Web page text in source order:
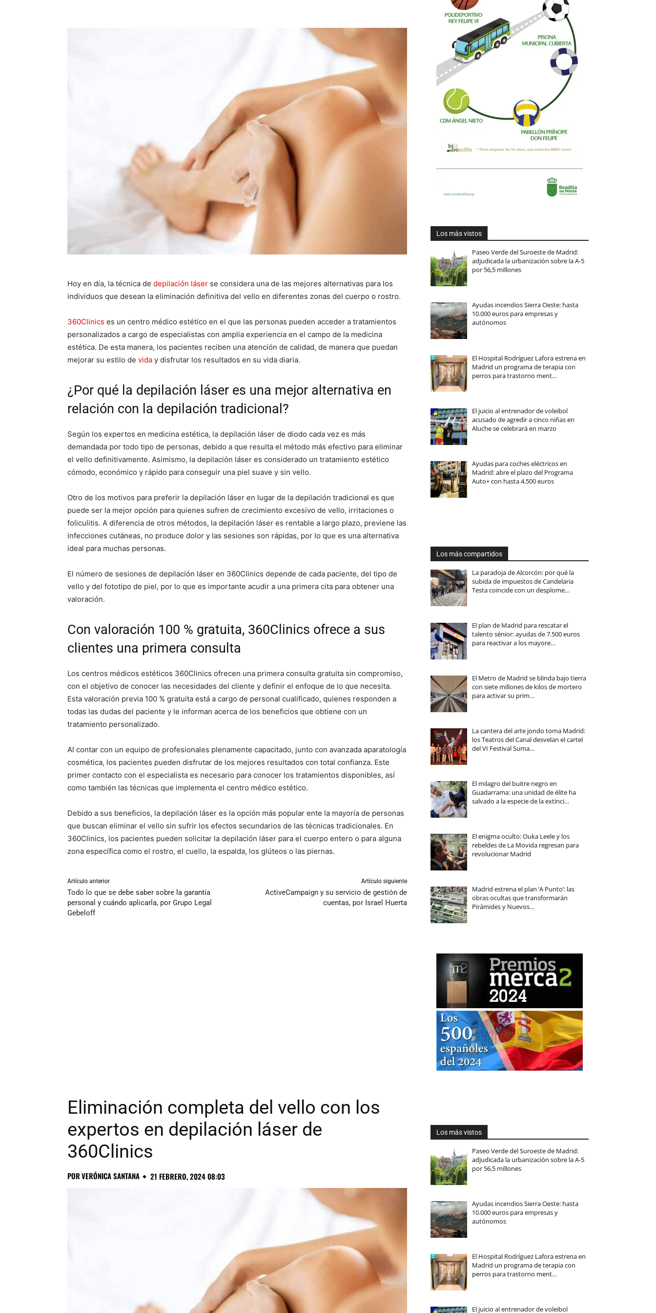
Hoy en día, la técnica de depilación láser se considera una de las mejores alternativas para los
individuos que desean la eliminación definitiva del vello en diferentes zonas del cuerpo o rostro.
360Clinics es un centro médico estético en el que las personas pueden acceder a tratamientos
personalizados a cargo de especialistas con amplia experiencia en el campo de la medicina
estética. De esta manera, los pacientes reciben una atención de calidad, de manera que puedan
mejorar su estilo de vida y disfrutar los resultados en su vida diaria.
¿Por qué la depilación láser es una mejor alternativa en
relación con la depilación tradicional?
Según los expertos en medicina estética, la depilación láser de diodo cada vez es más
demandada por todo tipo de personas, debido a que resulta el método más efectivo para eliminar
el vello definitivamente. Asimismo, la depilación láser es considerado un tratamiento estético
cómodo, económico y rápido para conseguir una piel suave y sin vello.
Otro de los motivos para preferir la depilación láser en lugar de la depilación tradicional es que
puede ser la mejor opción para quienes sufren de crecimiento excesivo de vello, irritaciones o
foliculitis. A diferencia de otros métodos, la depilación láser es rentable a largo plazo, previene las
infecciones cutáneas, no produce dolor y las sesiones son rápidas, por lo que es una alternativa
ideal para muchas personas.
El número de sesiones de depilación láser en 360Clinics depende de cada paciente, del tipo de
vello y del fototipo de piel, por lo que es importante acudir a una primera cita para obtener una
valoración.
Con valoración 100 % gratuita, 360Clinics ofrece a sus
clientes una primera consulta
Los centros médicos estéticos 360Clinics ofrecen una primera consulta gratuita sin compromiso,
con el objetivo de conocer las necesidades del cliente y definir el enfoque de lo que necesita.
Esta valoración previa 100 % gratuita está a cargo de personal cualificado, quienes responden a
todas las dudas del paciente y le informan acerca de los beneficios que obtiene con un
tratamiento personalizado.
Al contar con un equipo de profesionales plenamente capacitado, junto con avanzada aparatología
cosmética, los pacientes pueden disfrutar de los mejores resultados con total confianza. Este
primer contacto con el especialista es necesario para conocer los tratamientos disponibles, así
como también las técnicas que implementa el centro médico estético.
Debido a sus beneficios, la depilación láser es la opción más popular ente la mayoría de personas
que buscan eliminar el vello sin sufrir los efectos secundarios de las técnicas tradicionales. En
360Clinics, los pacientes pueden solicitar la depilación láser para el cuerpo entero o para alguna
zona específica como el rostro, el cuello, la espalda, los glúteos o las piernas.
Artículo anterior
Todo lo que se debe saber sobre la garantía
personal y cuándo aplicarla, por Grupo Legal
Gebeloff
Artículo siguiente
ActiveCampaign y su servicio de gestión de
cuentas, por Israel Huerta
Los más vistos
Paseo Verde del Suroeste de Madrid:
adjudicada la urbanización sobre la A-5
por 56,5 millones
Ayudas incendios Sierra Oeste: hasta
10.000 euros para empresas y
autónomos
El Hospital Rodríguez Lafora estrena en
Madrid un programa de terapia con
perros para trastorno ment…
El juicio al entrenador de voleibol
acusado de agredir a cinco niñas en
Aluche se celebrará en marzo
Ayudas para coches eléctricos en
Madrid: abre el plazo del Programa
Auto+ con hasta 4.500 euros
Los más compartidos
La paradoja de Alcorcón: por qué la
subida de impuestos de Candelaria
Testa coincide con un desplome…
El plan de Madrid para rescatar el
talento sénior: ayudas de 7.500 euros
para reactivar a los mayore…
El Metro de Madrid se blinda bajo tierra
con siete millones de kilos de mortero
para activar su prim…
La cantera del arte jondo toma Madrid:
los Teatros del Canal desvelan el cartel
del VI Festival Suma…
El milagro del buitre negro en
Guadarrama: una unidad de élite ha
salvado a la especie de la extinci…
El enigma oculto: Ouka Leele y los
rebeldes de La Movida regresan para
revolucionar Madrid
Madrid estrena el plan ‘A Punto’: las
obras ocultas que transformarán
Pirámides y Nuevos…
Eliminación completa del vello con los
expertos en depilación láser de
360Clinics
PORVERÓNICA SANTANA 21 FEBRERO, 2024 08:03
Los más vistos
Paseo Verde del Suroeste de Madrid:
adjudicada la urbanización sobre la A-5
por 56,5 millones
Ayudas incendios Sierra Oeste: hasta
10.000 euros para empresas y
autónomos
El Hospital Rodríguez Lafora estrena en
Madrid un programa de terapia con
perros para trastorno ment…
El juicio al entrenador de voleibol